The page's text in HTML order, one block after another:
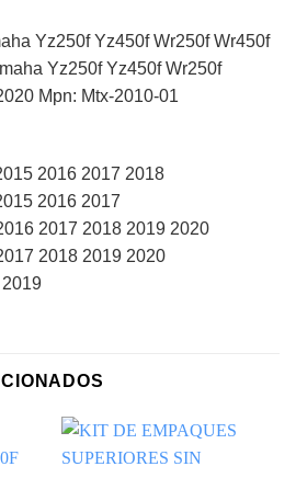
Yz250f Yz450f Wr250f Wr450f
Yz250f Yz450f Wr250f
Mpn: Mtx-2010-01
2016 2017 2018
2016 2017
2017 2018 2019 2020
2018 2019 2020